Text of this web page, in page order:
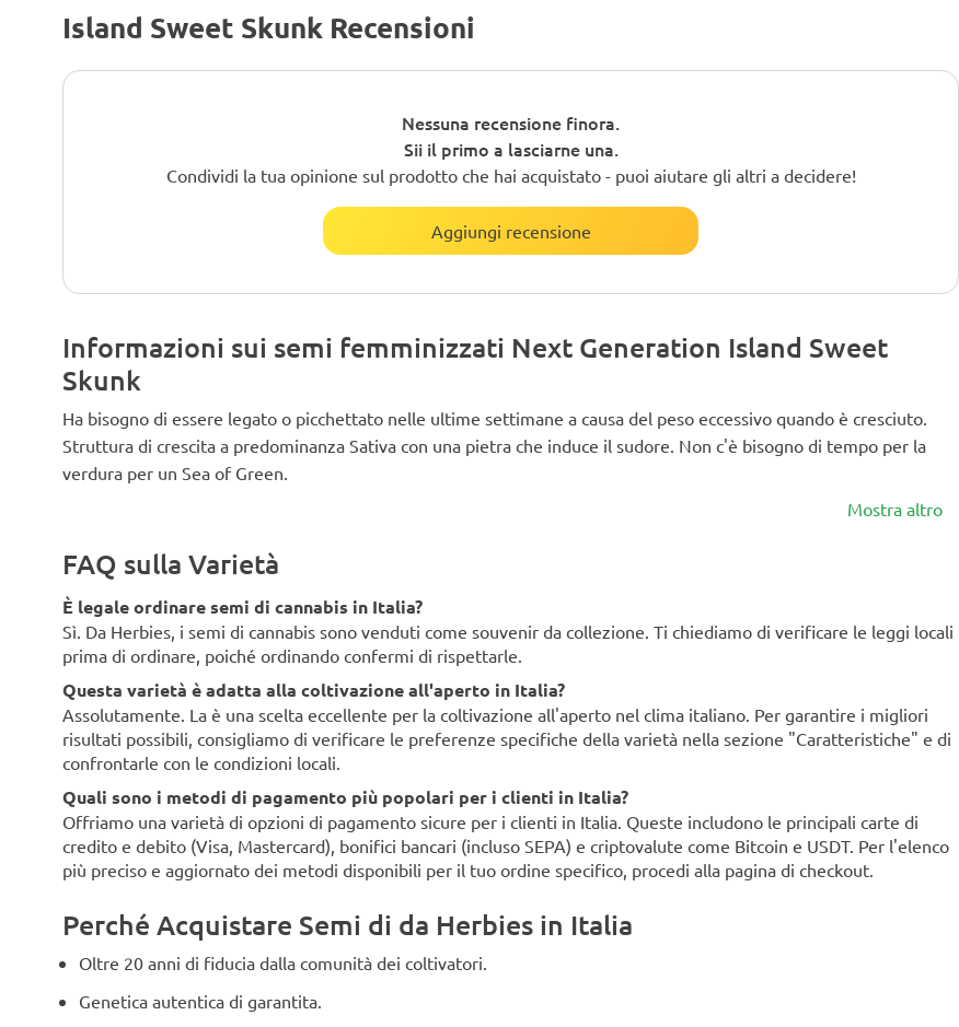
Island Sweet Skunk Recensioni
Nessuna recensione finora.
Sii il primo a lasciarne una.
Condividi la tua opinione sul prodotto che hai acquistato - puoi aiutare gli altri a decidere!
Aggiungi recensione
Informazioni sui semi femminizzati Next Generation Island Sweet
Skunk
Ha bisogno di essere legato o picchettato nelle ultime settimane a causa del peso eccessivo quando è cresciuto.
Struttura di crescita a predominanza Sativa con una pietra che induce il sudore. Non c'è bisogno di tempo per la
verdura per un Sea of Green.
Mostra altro
FAQ sulla Varietà
È legale ordinare semi di cannabis in Italia?
Sì. Da Herbies, i semi di cannabis sono venduti come souvenir da collezione. Ti chiediamo di verificare le leggi locali
prima di ordinare, poiché ordinando confermi di rispettarle.
Questa varietà è adatta alla coltivazione all'aperto in Italia?
Assolutamente. La è una scelta eccellente per la coltivazione all'aperto nel clima italiano. Per garantire i migliori
risultati possibili, consigliamo di verificare le preferenze specifiche della varietà nella sezione "Caratteristiche" e di
confrontarle con le condizioni locali.
Quali sono i metodi di pagamento più popolari per i clienti in Italia?
Offriamo una varietà di opzioni di pagamento sicure per i clienti in Italia. Queste includono le principali carte di
credito e debito (Visa, Mastercard), bonifici bancari (incluso SEPA) e criptovalute come Bitcoin e USDT. Per l'elenco
più preciso e aggiornato dei metodi disponibili per il tuo ordine specifico, procedi alla pagina di checkout.
Perché Acquistare Semi di da Herbies in Italia
Oltre 20 anni di fiducia dalla comunità dei coltivatori.
Genetica autentica di garantita.